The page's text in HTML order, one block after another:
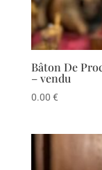
Bâton De
– vendu
0.00 €